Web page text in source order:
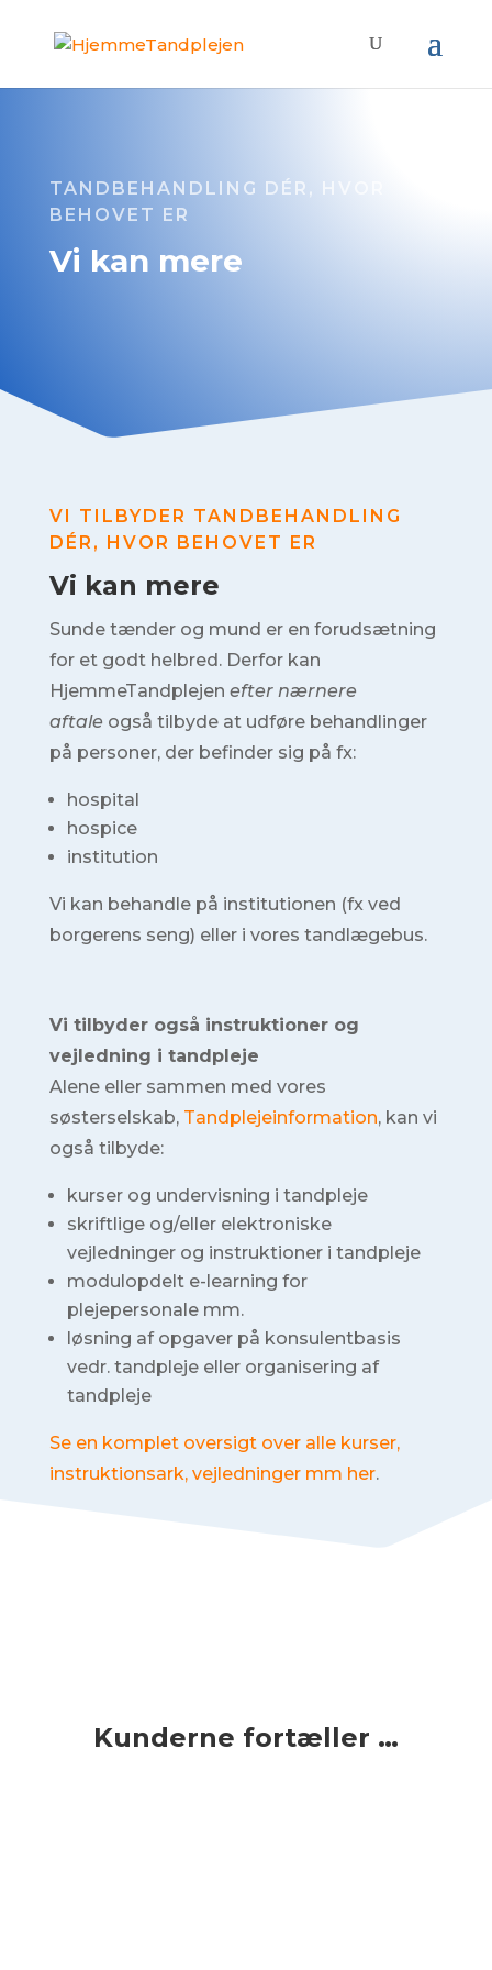
TANDBEHANDLING DÉR, HVOR
BEHOVET ER
Vi kan mere
VI TILBYDER TANDBEHANDLING
DÉR, HVOR BEHOVET ER
Vi kan mere
Sunde tænder og mund er en forudsætning
for et godt helbred. Derfor kan
HjemmeTandplejen efter nærnere
aftale også tilbyde at udføre behandlinger
på personer, der befinder sig på fx:
hospital
hospice
institution
Vi kan behandle på institutionen (fx ved
borgerens seng) eller i vores tandlægebus.
Vi tilbyder også instruktioner og
vejledning i tandpleje
Alene eller sammen med vores
søsterselskab, Tandplejeinformation, kan vi
også tilbyde:
kurser og undervisning i tandpleje
skriftlige og/eller elektroniske
vejledninger og instruktioner i tandpleje
modulopdelt e-learning for
plejepersonale mm.
løsning af opgaver på konsulentbasis
vedr. tandpleje eller organisering af
tandpleje
Se en komplet oversigt over alle kurser,
instruktionsark, vejledninger mm her.
Kunderne fortæller …